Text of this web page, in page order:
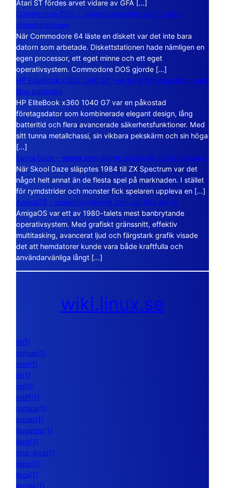
Atari ST fördes arvet vidare av GFA […]
Commodore DOS – operativsystemet som bodde i
diskettstationen
När Commodore 64 läste en diskett var det inte bara
datorn som arbetade. Diskettstationen hade nämligen en
egen processor, ett eget minne och ett eget
operativsystem. Commodore DOS gjorde […]
HP EliteBook x360 1040 G7 – en lyxig företagsdator med
lång batteritid
HP EliteBook x360 1040 G7 var en påkostad
företagsdator som kombinerade elegant design, lång
batteritid och flera avancerade säkerhetsfunktioner. Med
sitt tunna metallchassi, sin vikbara pekskärm och sin höga
[…]
Skool Daze – spelet som gjorde skolan till ett öppet kaos
När Skool Daze släpptes 1984 till ZX Spectrum var det
något helt annat än de flesta spel på marknaden. I stället
för rymdstrider och monster fick spelaren uppleva en […]
AmigaOS – operativsystemet som var före sin tid
AmigaOS var ett av 1980-talets mest banbrytande
operativsystem. Med grafiskt gränssnitt, effektiv
multitasking, avancerat ljud och färgstark grafik visade
det att hemdatorer kunde vara både kraftfulla och
användarvänliga långt […]
wiki.linux.se
nl(1)
nohup(1)
pon(1)
ld(1)
nm(1)
ndiff(1)
gstack(1)
pmap(1)
hugetop(1)
lsirq(1)
pcp-ipcs(1)
lsipc(1)
ipcs(1)
ipcmk(1)